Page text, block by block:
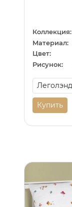
Коллекция:
Материал:
Цвет:
Рисунок:
Купить